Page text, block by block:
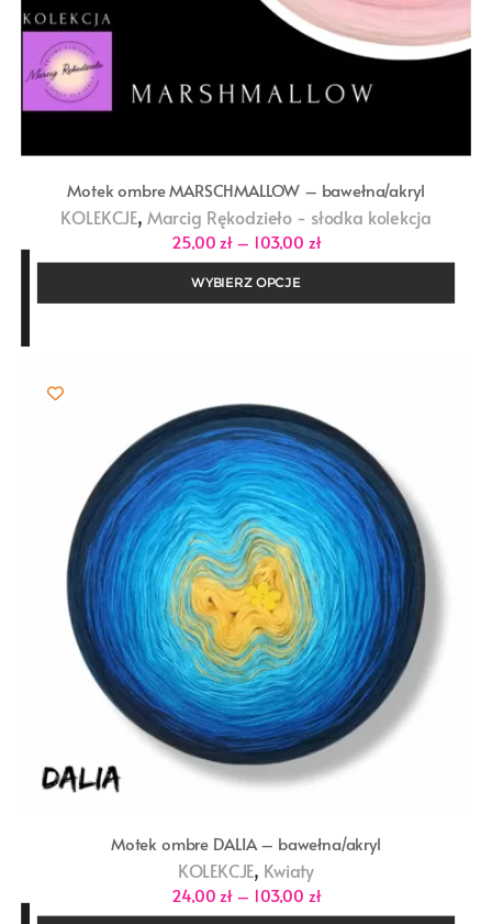
Motek ombre MARSCHMALLOW – bawełna/akryl
KOLEKCJE, Marcig Rękodzieło - słodka kolekcja
25,00zł – 103,00 złZakres
cen:
do
WYBIERZ OPCJE
Motek ombre DALIA – bawełna/akryl
KOLEKCJE, Kwiaty
24,00zł – 103,00 złZakres
cen: